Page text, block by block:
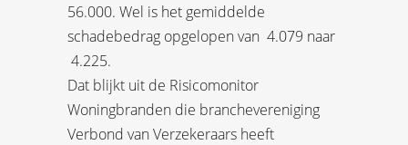
56.000. Wel is het gemiddelde
schadebedrag opgelopen van  4.079 naar
 4.225.
Dat blijkt uit de Risicomonitor
Woningbranden die branchevereniging
Verbond van Verzekeraars heeft